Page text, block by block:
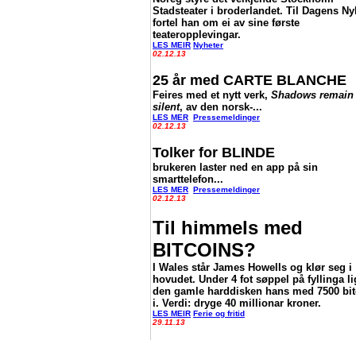
Stadsteater i broderlandet. Til Dagens
fortel han om ei av sine første
teateropplevingar.
LES MEIR Nyheter
02.12.13
25 år med CARTE BLANCHE
Feires med et nytt verk, Shadows remain
silent, av den norsk-...
LES MER Pressemeldinger
02.12.13
Tolker for BLINDE
brukeren laster ned en app på sin
smarttelefon...
LES MER Pressemeldinger
02.12.13
Til himmels med
BITCOINS?
I Wales står James Howells og klør seg i
hovudet. Under 4 fot søppel på fyllinga
den gamle harddisken hans med 7500
i. Verdi: dryge 40 millionar kroner.
LES MEIR Ferie og fritid
29.11.13